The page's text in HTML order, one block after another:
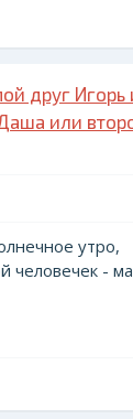
друг Игорь
или
утро,
человечек -